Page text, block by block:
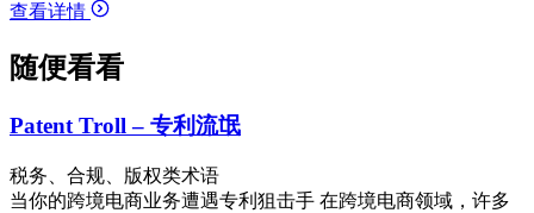
查看详情
随便看看
Patent Troll – 专利流氓
税务、合规、版权类术语
当你的跨境电商业务遭遇专利狙击手 在跨境电商领域，许多